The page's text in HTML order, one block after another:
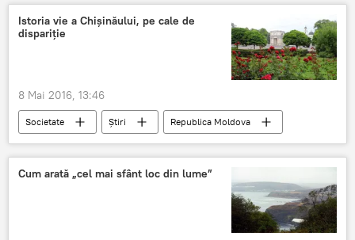
galerii
Istoria vie a Chişinăului, pe cale de
dispariţie
8 Mai 2016, 13:46
Societate Știri
Republica Moldova
Chișinău
Ion Ștefăniță
centrul istoric
Cum arată „cel mai sfânt loc din lume”